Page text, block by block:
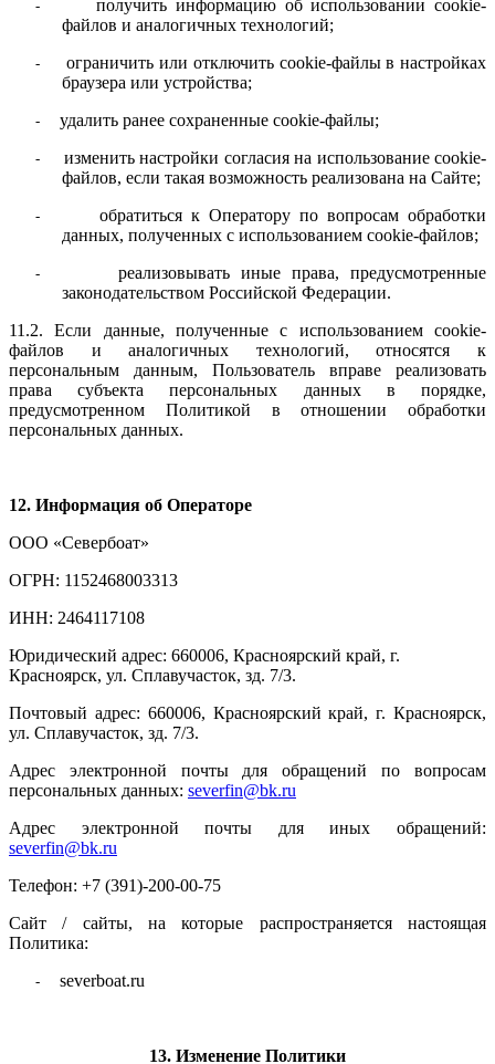
-
получить информацию об использовании cookie-
файлов и аналогичных технологий;
-
ограничить или отключить cookie-файлы в настройках
браузера или устройства;
- удалить ранее сохраненные cookie-файлы;
-
изменить настройки согласия на использование cookie-
файлов, если такая возможность реализована на Сайте;
-
обратиться к Оператору по вопросам обработки
данных, полученных с использованием cookie-файлов;
-
реализовывать иные права, предусмотренные
законодательством Российской Федерации.
11.2. Если данные, полученные с использованием cookie-
файлов и аналогичных технологий, относятся к
персональным данным, Пользователь вправе реализовать
права субъекта персональных данных в порядке,
предусмотренном Политикой в отношении обработки
персональных данных.
12. Информация об Операторе
ООО «Севербоат»
ОГРН: 1152468003313
ИНН: 2464117108
Юридический адрес: 660006, Красноярский край, г.
Красноярск, ул. Сплавучасток, зд. 7/3.
Почтовый адрес: 660006, Красноярский край, г. Красноярск,
ул. Сплавучасток, зд. 7/3.
Адрес электронной почты для обращений по вопросам
персональных данных: severfin@bk.ru
Адрес электронной почты для иных обращений:
severfin@bk.ru
Телефон: +7 (391)-200-00-75
Сайт / сайты, на которые распространяется настоящая
Политика:
- severboat.ru
13. Изменение Политики